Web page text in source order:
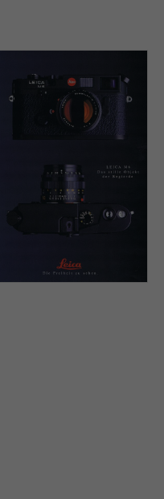
LEICA CAMERA GMBH,
Solms, Agentur: OGILVY &
Art Direction: Tom Ring,
Text: Frank Leithäuser, Foto:
Clive Davis.